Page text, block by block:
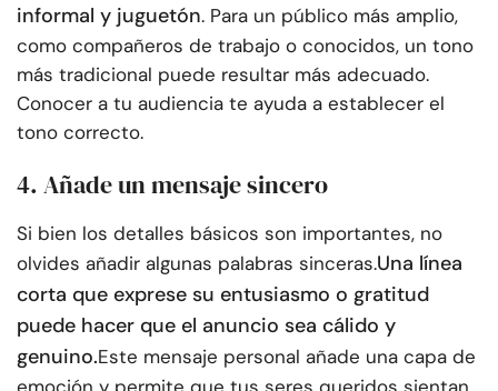
informal y juguetón. Para un público más amplio,
como compañeros de trabajo o conocidos, un tono
más tradicional puede resultar más adecuado.
Conocer a tu audiencia te ayuda a establecer el
tono correcto.
4. Añade un mensaje sincero
Si bien los detalles básicos son importantes, no
olvides añadir algunas palabras sinceras.Una línea
corta que exprese su entusiasmo o gratitud
puede hacer que el anuncio sea cálido y
genuino.Este mensaje personal añade una capa de